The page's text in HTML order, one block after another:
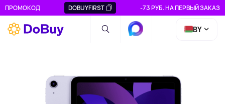
ПРОМОКОД DOBUYFIRST -73 РУБ. НА ПЕРВЫЙ ЗАКАЗ
BY